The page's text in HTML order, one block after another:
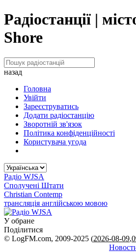
Радіостанції |
Shore
назад
Головна
Увійти
Зареєструватись
Додати радіостанцію
Зворотній зв'язок
Політика конфіденційності
Користувача угода
Радіо WJSA
Сполучені Штати
Christian Contemp
трансляція англійською мовою
У обране
Поділитися
© LogFM.com, 2009-2025 (2026-08-09,